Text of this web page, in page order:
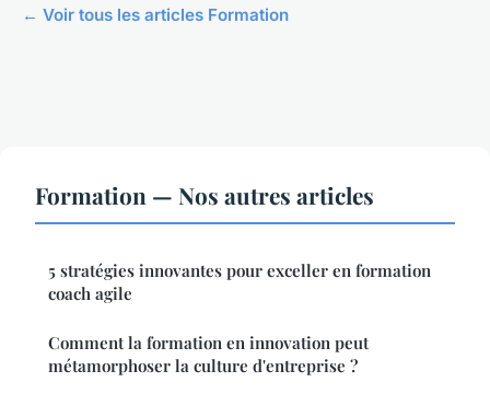
← Voir tous les articles Formation
Formation — Nos autres articles
5 stratégies innovantes pour exceller en formation
coach agile
Comment la formation en innovation peut
métamorphoser la culture d'entreprise ?